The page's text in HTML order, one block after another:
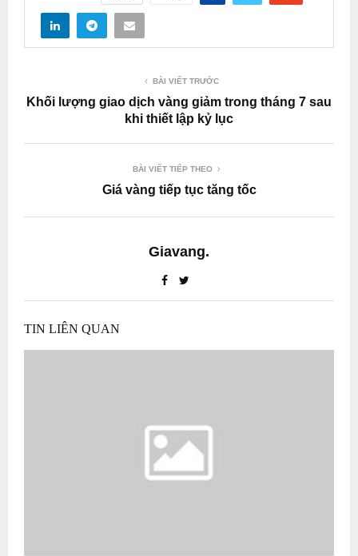
BÀI VIẾT TRƯỚC
Khối lượng giao dịch vàng giảm trong tháng 7 sau
khi thiết lập kỷ lục
BÀI VIẾT TIẾP THEO
Giá vàng tiếp tục tăng tốc
Giavang.
TIN LIÊN QUAN